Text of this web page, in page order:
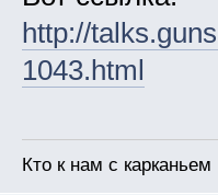
http://
1043.html
Кто к нам с